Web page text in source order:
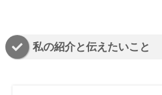
私の紹介と伝えたいこと